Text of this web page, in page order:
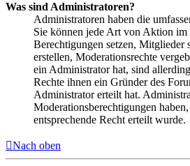
Was sind Administratoren?
Administratoren haben die
Sie können jede Art von Aktion
Berechtigungen setzen, Mitglieder
erstellen, Moderationsrechte
ein Administrator hat, sind
Rechte ihnen ein Gründer des
Administrator erteilt hat.
Moderationsberechtigungen
entsprechende Recht erteilt wurde.
Nach oben